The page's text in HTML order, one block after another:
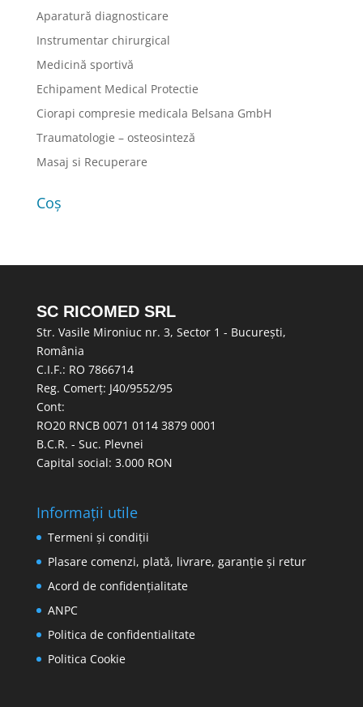
Aparatură diagnosticare
Instrumentar chirurgical
Medicină sportivă
Echipament Medical Protectie
Ciorapi compresie medicala Belsana GmbH
Traumatologie – osteosinteză
Masaj si Recuperare
Coș
SC RICOMED SRL
Str. Vasile Mironiuc nr. 3, Sector 1 - București,
România
C.I.F.: RO 7866714
Reg. Comerț: J40/9552/95
Cont:
RO20 RNCB 0071 0114 3879 0001
B.C.R. - Suc. Plevnei
Capital social: 3.000 RON
Informații utile
Termeni și condiții
Plasare comenzi, plată, livrare, garanție și retur
Acord de confidențialitate
ANPC
Politica de confidentialitate
Politica Cookie